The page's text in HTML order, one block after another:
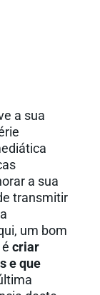
a sua
a sua
transmitir
um bom
criar
e que